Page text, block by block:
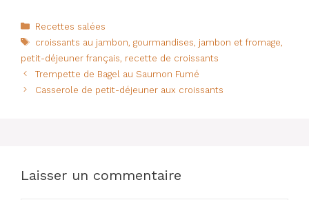
c
e
b
o
at
s
A
p
te
re
st
g
er
Catégories
Recettes salées
Étiquettes
croissants au jambon, gourmandises, jambon et fromage,
petit-déjeuner français, recette de croissants
Trempette de Bagel au Saumon Fumé
Casserole de petit-déjeuner aux croissants
Laisser un commentaire